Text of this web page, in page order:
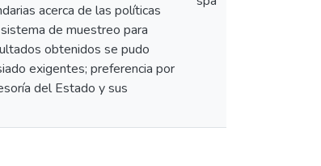
acerca de las políticas
de muestreo para
obtenidos se pudo
exigentes; preferencia por
del Estado y sus